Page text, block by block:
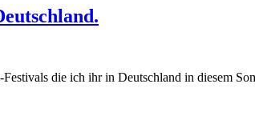
die ich ihr in Deutschland in diesem